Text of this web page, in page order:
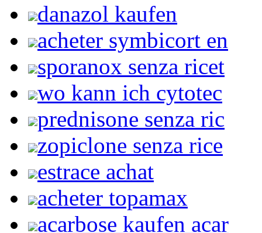
danazol kaufen
acheter symbicort en
sporanox senza ricet
wo kann ich cytotec
prednisone senza ric
zopiclone senza rice
estrace achat
acheter topamax
acarbose kaufen acar